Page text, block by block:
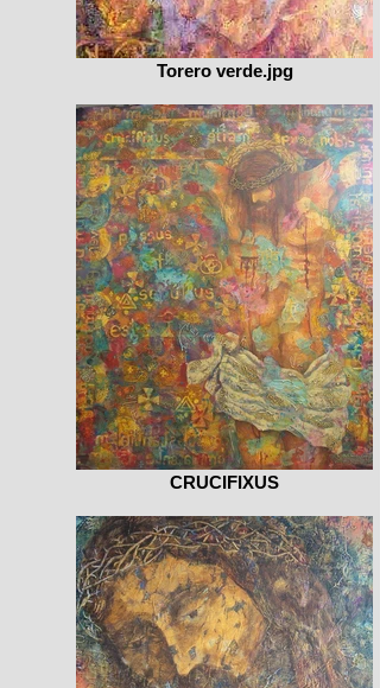
Torero verde.jpg
CRUCIFIXUS